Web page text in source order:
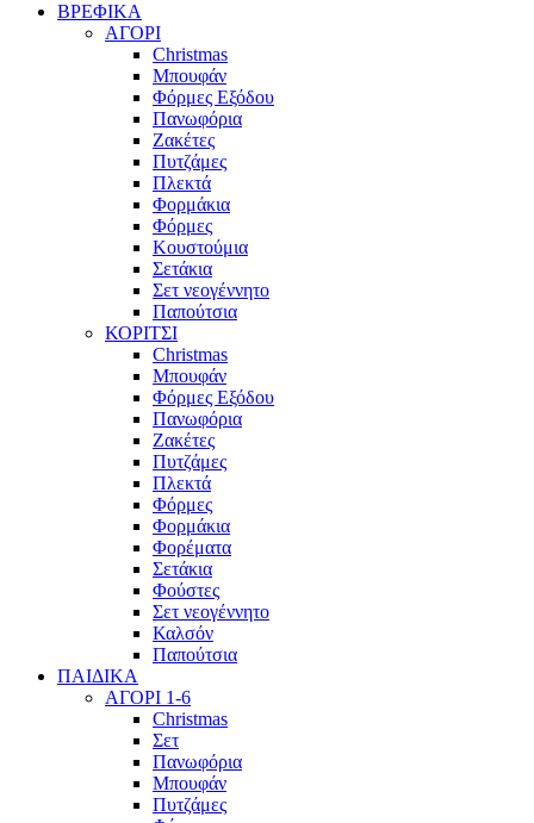
ΒΡΕΦΙΚΑ
ΑΓΟΡΙ
Christmas
Μπουφάν
Φόρμες Εξόδου
Πανωφόρια
Ζακέτες
Πυτζάμες
Πλεκτά
Φορμάκια
Φόρμες
Κουστούμια
Σετάκια
Σετ νεογέννητο
Παπούτσια
ΚΟΡΙΤΣΙ
Christmas
Μπουφάν
Φόρμες Εξόδου
Πανωφόρια
Ζακέτες
Πυτζάμες
Πλεκτά
Φόρμες
Φορμάκια
Φορέματα
Σετάκια
Φούστες
Σετ νεογέννητο
Καλσόν
Παπούτσια
ΠΑΙΔΙΚΑ
ΑΓΟΡΙ 1-6
Christmas
Σετ
Πανωφόρια
Μπουφάν
Πυτζάμες